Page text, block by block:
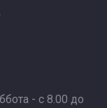
- с 8.00 до